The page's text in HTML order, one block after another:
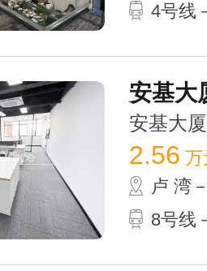
4号线
安基大
安基大
2.56 万
卢 湾
8号线